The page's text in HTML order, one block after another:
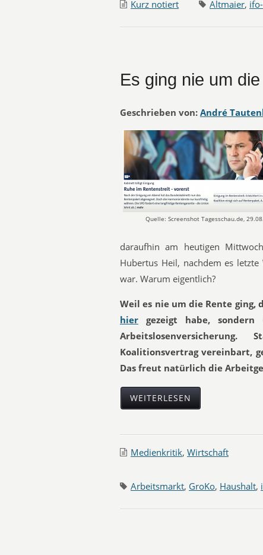
Kurz notiert Altmaier,
Es ging nie um
Geschrieben von: André
Quelle: Screenshot Tagesschau.de,
daraufhin am heutigen
Hubertus Heil, nachdem es
war. Warum eigentlich?
Weil es nie um die Rente ging,
hier gezeigt habe,
Koalitionsvertrag vereinbart,
Das freut natürlich die
WEITERLESEN
Medienkritik, Wirtschaft
Arbeitsmarkt, GroKo, Haushalt,